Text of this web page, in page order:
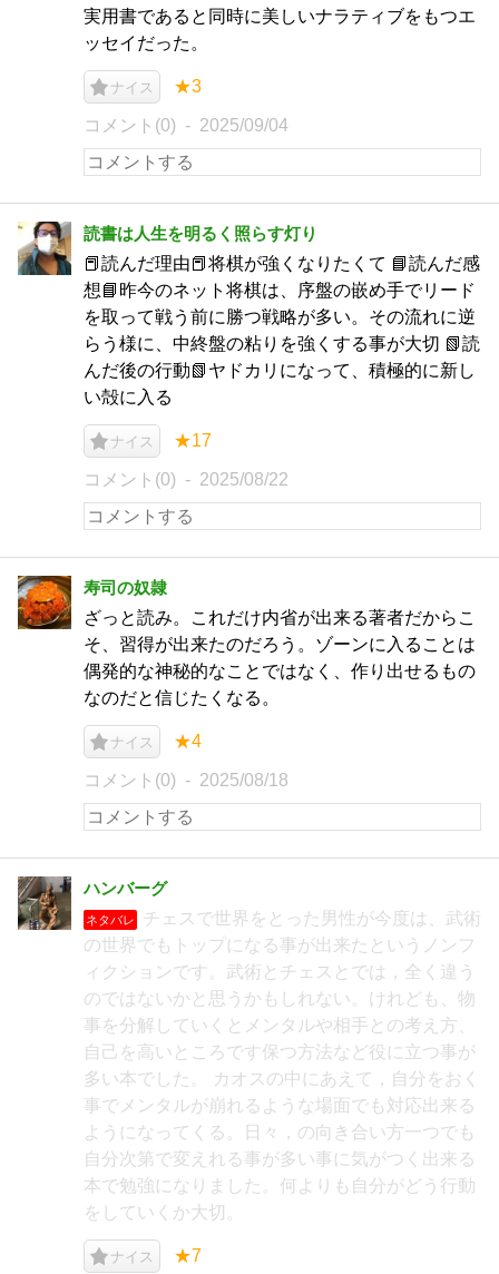
実用書であると同時に美しいナラティブをもつエ
ッセイだった。
ナイス ★3
コメント(0) 2025/09/04
読書は人生を明るく照らす灯り
📕読んだ理由📕将棋が強くなりたくて 📘読んだ感
想📘昨今のネット将棋は、序盤の嵌め手でリード
を取って戦う前に勝つ戦略が多い。その流れに逆
らう様に、中終盤の粘りを強くする事が大切 📗読
んだ後の行動📗ヤドカリになって、積極的に新し
い殻に入る
ナイス ★17
コメント(0) 2025/08/22
寿司の奴隷
ざっと読み。これだけ内省が出来る著者だからこ
そ、習得が出来たのだろう。ゾーンに入ることは
偶発的な神秘的なことではなく、作り出せるもの
なのだと信じたくなる。
ナイス ★4
コメント(0) 2025/08/18
ハンバーグ
ネタバレ
チェスで世界をとった男性が今度は、武術
の世界でもトップになる事が出来たというノンフ
ィクションです。武術とチェスとでは，全く違う
のではないかと思うかもしれない。けれども、物
事を分解していくとメンタルや相手との考え方、
自己を高いところです保つ方法など役に立つ事が
多い本でした。 カオスの中にあえて，自分をおく
事でメンタルが崩れるような場面でも対応出来る
ようになってくる。日々，の向き合い方一つでも
自分次第で変えれる事が多い事に気がつく出来る
本で勉強になりました。何よりも自分がどう行動
をしていくか大切。
ナイス ★7